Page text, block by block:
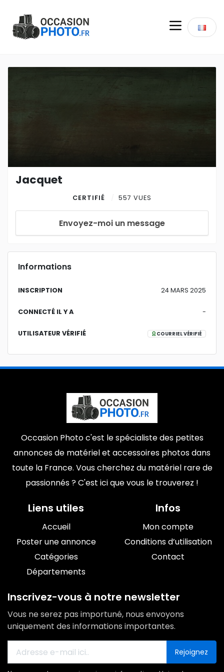
Jacquet
CERTIFIÉ 557 VUES
Envoyez-moi un message
Informations
INSCRIPTION 24 MARS 2025
CONNECTÉ IL Y A -
UTILISATEUR VÉRIFIÉ COURRIEL VÉRIFIÉ
Occasion Photo c'est le spécialiste des petites
annonces de matériel et accessoires photos dans
toute la France. Vous cherchez du matériel rare de
passionnés ? C'est ici que vous le trouverez !
Liens utiles
Accueil
Poster une annonce
Catégories
Départements
Infos
Mon compte
Conditions d’utilisation
Contact
Inscrivez-vous à notre newsletter
Vous ne serez pas importuné, nous envoyons
uniquement des informations importantes.
Rejoignez